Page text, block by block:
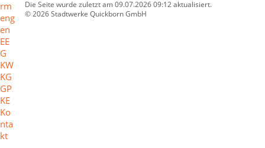
rm
eng
en
EE
G
KW
KG
GP
KE
Ko
nta
kt
Die Seite wurde zuletzt am 09.07.2026 09:12 aktualisiert.
© 2026 Stadtwerke Quickborn GmbH